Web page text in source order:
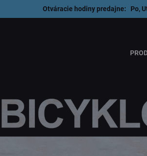
Otváracie hodiny predajne: Po,